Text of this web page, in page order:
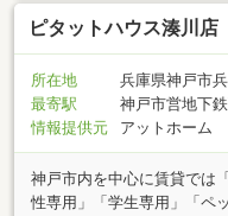
ピタットハウス湊川
所在地
兵庫県神戸市
最寄駅
神戸市営地下
情報提供元
アットホーム
神戸市内を中心に賃貸では
性専用」「学生専用」「ペ